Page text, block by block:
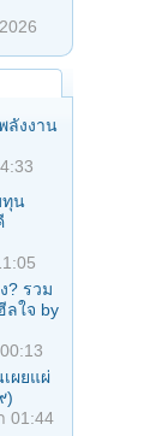
ลังงาน
ทุน
? รวม
ลใจ by
ผยแผ่
)
01:44